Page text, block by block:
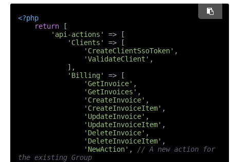
<?php
return [
'api-actions'
=> [
'Clients'
=> [
'CreateClientSsoToken' ,
'ValidateClient' ,
'Billing'
=> [
'GetInvoice' ,
'GetInvoices' ,
'CreateInvoice' ,
'CreateInvoiceItem' ,
'UpdateInvoice' ,
'UpdateInvoiceItem' ,
'DeleteInvoice' ,
'DeleteInvoiceItem' ,
'NewAction' ,
// A new action for
the existing Group